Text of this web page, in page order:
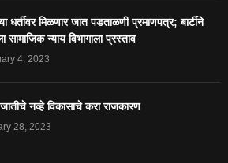
धर्तीवर मिळणार जात पडताळणी प्रमाणपत्र; बार्टीने
सामाजिक न्याय विभागाला प्रस्ताव
4, 2023
नव्हे विकासाचे करा राजकारण
28, 2023